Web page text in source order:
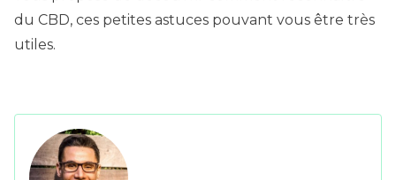
du CBD, ces petites astuces pouvant vous être très
utiles.